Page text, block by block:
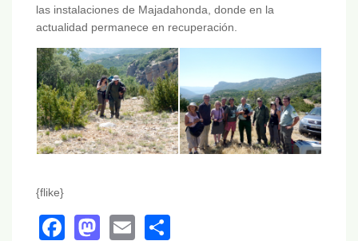
las instalaciones de Majadahonda, donde en la
actualidad permanece en recuperación.
{flike}
Facebook
Mastodon
Email